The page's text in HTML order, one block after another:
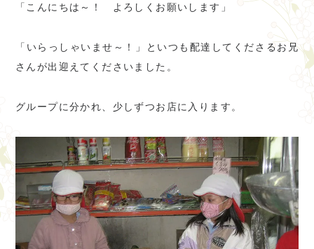
「こんにちは～！ よろしくお願いします」
「いらっしゃいませ～！」といつも配達してくださるお兄
さんが出迎えてくださいました。
グループに分かれ、少しずつお店に入ります。